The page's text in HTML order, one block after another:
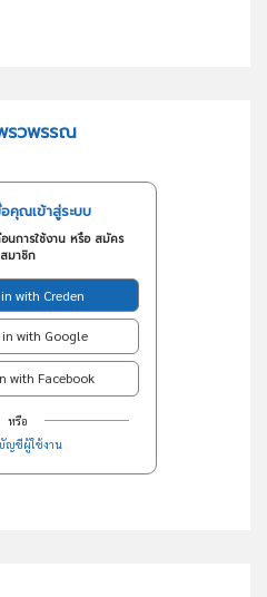
รวพรรณ
คุณเข้าสู่ระบบ
นการใช้งาน หรือ สมัคร
สมาชิก
with Creden
in with Google
with Facebook
หรือ
ญชีผู้ใช้งาน